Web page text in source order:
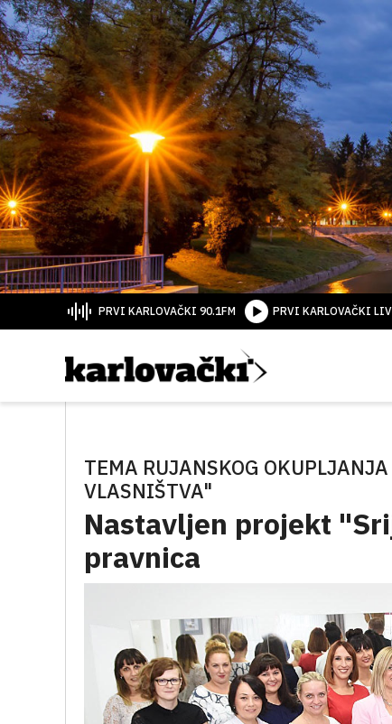
PRVI KARLOVAČKI 90.1FM PRVI KARLOVAČKI
TEMA RUJANSKOG
VLASNIŠTVA"
Nastavljen projekt
pravnica